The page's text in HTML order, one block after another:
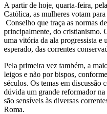
A partir de hoje, quarta-feira,
Católica, as mulheres votam
Conselho que traça as normas
principalmente, do cristianismo.
uma vitória da ala progressista e
esperado, das correntes
Pela primeira vez também, a
leigos e não por bispos,
séculos. Os temas em discussão
dúvida um grande reformador
são sensíveis às diversas
Roma.